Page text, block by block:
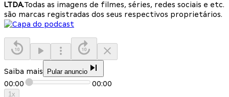
LTDA.Todas as imagens de filmes, séries, redes sociais e etc.
são marcas registradas dos seus respectivos proprietários.
Saiba mais Pular anuncio
00:00 00:00
1x